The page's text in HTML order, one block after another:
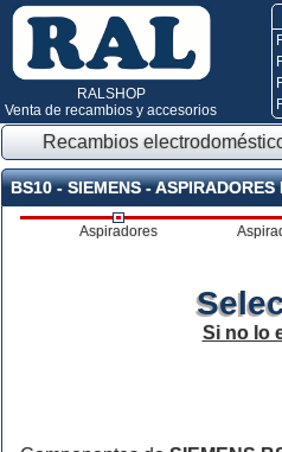
RALSHOP
Venta de recambios y accesorios
Recambios
BS10 - SIEMENS -
Aspiradores
Si no lo